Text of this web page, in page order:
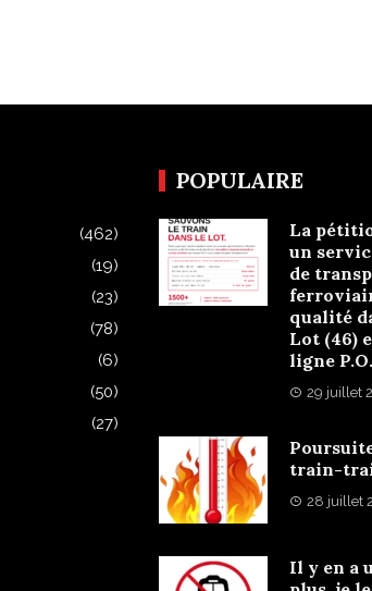
(462)
(19)
(23)
(78)
(6)
(50)
(27)
POPULAIRE
La
un
de
qualité
Lot (46)
ligne
29 juillet
train-
28 juillet
Il y en a